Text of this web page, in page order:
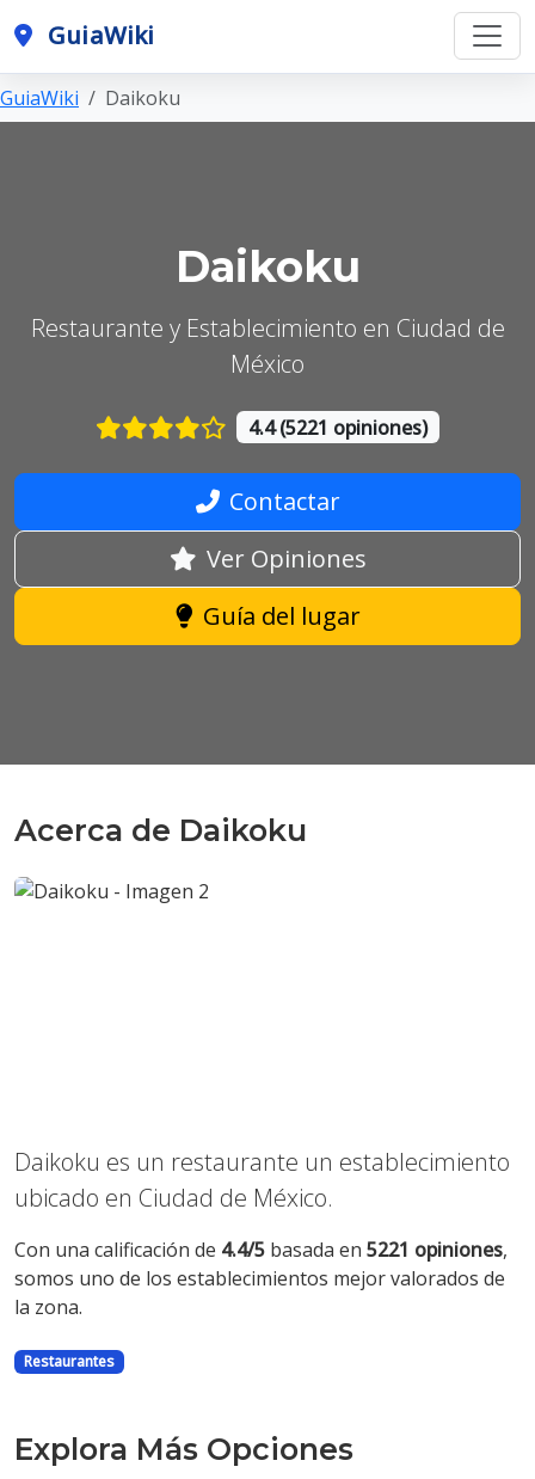
GuiaWiki
GuiaWiki Daikoku
Daikoku
Restaurante y Establecimiento en Ciudad de
México
4.4 (5221 opiniones)
Contactar
Ver Opiniones
Guía del lugar
Acerca de Daikoku
Daikoku es un restaurante un establecimiento
ubicado en Ciudad de México.
Con una calificación de 4.4/5 basada en 5221 opiniones,
somos uno de los establecimientos mejor valorados de
la zona.
Restaurantes
Explora Más Opciones